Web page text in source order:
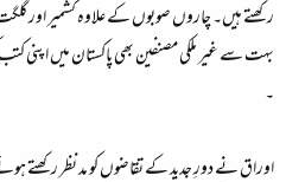
رکھتے ہیں۔ چاروں صوبوں کے علاوہ کشمیر اور
بہت سے غیر ملکی مصنفین بھی پاکستان میں اپنی
۔
اوراق نے دورِ جدید کے تقاضوں کو مد نظر رکھتے